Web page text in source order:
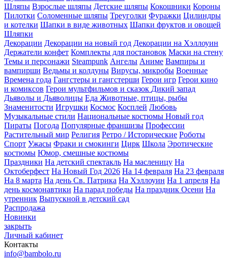
Шляпы Взрослые шляпы Детские шляпы Кокошники Короны
Пилотки Соломенные шляпы Треуголки Фуражки Цилиндры
и котелки Шапки в виде животных Шапки фруктов и овощей
Шляпки
Декорации Декорации на новый год Декорации на Хэллоуин
Держатели конфет Комплекты для постановок Маски на стену
Темы и персонажи Steampunk Ангелы Аниме Вампиры и
вампирши Ведьмы и колдуны Вирусы, микробы Военные
Времена года Гангстеры и гангстерши Герои игр Герои кино
и комиксов Герои мультфильмов и сказок Дикий запад
Дьяволы и Дьяволицы Еда Животные, птицы, рыбы
Знаменитости Игрушки Космос Косплей Любовь
Музыкальные стили Национальные костюмы Новый год
Пираты Погода Популярные франшизы Профессии
Растительный мир Религия Ретро / Исторические Роботы
Спорт Ужасы Фраки и смокинги Цирк Школа Эротические
костюмы Юмор, смешные костюмы
Праздники На детский спектакль На масленицу На
Октоберфест На Новый Год 2026 На 14 февраля На 23 февраля
На 8 марта На день Св. Патрика На Хэллоуин На 1 апреля На
день космонавтики На парад победы На праздник Осени На
утренник Выпускной в детский сад
Распродажа
Новинки
закрыть
Личный кабинет
Контакты
info@bambolo.ru